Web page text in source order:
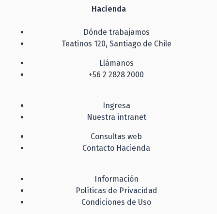
Hacienda
Dónde trabajamos
Teatinos 120, Santiago de Chile
Llámanos
+56 2 2828 2000
Ingresa
Nuestra intranet
Consultas web
Contacto Hacienda
Información
Políticas de Privacidad
Condiciones de Uso